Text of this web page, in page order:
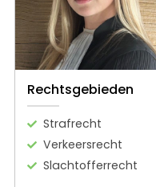
Rechtsgebieden
Strafrecht
Verkeersrecht
Slachtofferrecht